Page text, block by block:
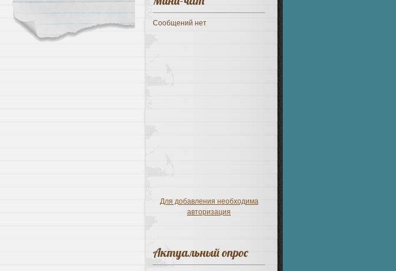
Для добавления необходима
авторизация
Актуальный опрос